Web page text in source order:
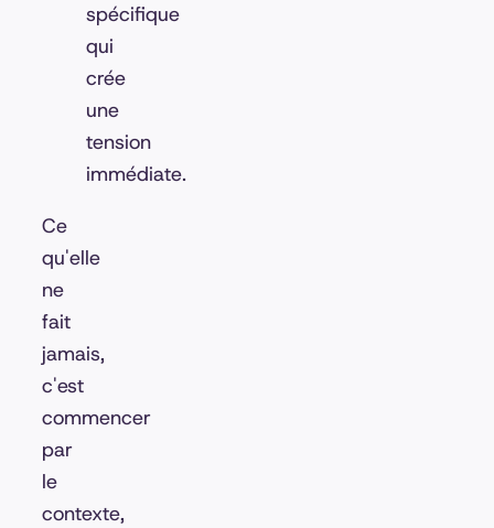
spécifique
qui
crée
une
tension
immédiate.
Ce
qu'elle
ne
fait
jamais,
c'est
commencer
par
le
contexte,